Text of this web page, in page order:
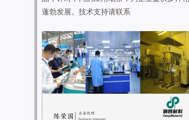
蓬勃发展。技术支持请联系